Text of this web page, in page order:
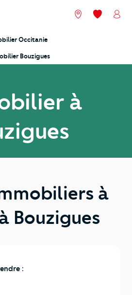
Nos agences
Mes
Occitanie
Bouzigues
à
à
Bouzigues
: